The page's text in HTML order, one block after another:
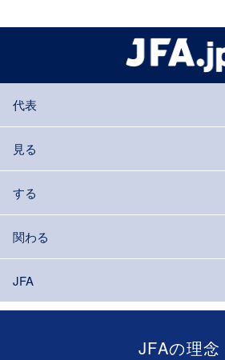
代表
見る
する
関わる
JFA
JFAの理念